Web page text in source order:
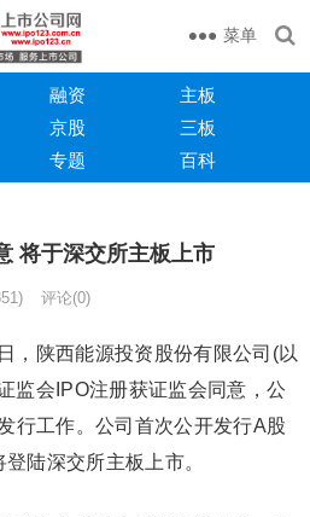
菜单
融资
主板
京股
三板
专题 百科
将于深交所主板上市
评论(0)
，陕西能源投资股份有限公司(以
监会IPO注册获证监会同意，公
行工作。公司首次公开发行A股
陆深交所主板上市。